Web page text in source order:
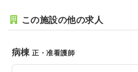
この施設の他の求人
病棟正・准看護師